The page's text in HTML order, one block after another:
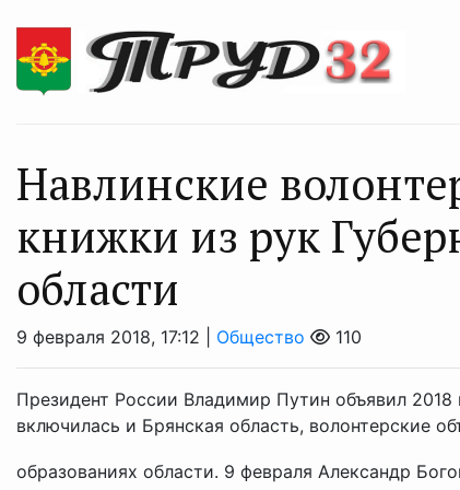
Навлинские
книжки из рук
области
9 февраля 2018, 17:12 | Общество 110
Президент России Владимир Путин объявил
включилась и Брянская область, волонтерские
образованиях области. 9 февраля Александр